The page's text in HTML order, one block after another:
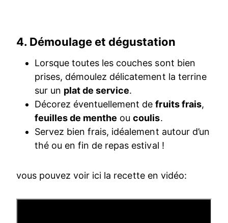
4. Démoulage et dégustation
Lorsque toutes les couches sont bien
prises, démoulez délicatement la terrine
sur un plat de service.
Décorez éventuellement defruits frais,
feuilles de menthe oucoulis.
Servez bien frais, idéalement autour d’un
thé ou en fin de repas estival !
vous pouvez voir ici la recette en vidéo: